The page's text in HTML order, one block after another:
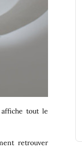
tout le
retrouver